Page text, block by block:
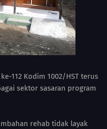
112 Kodim 1002/HST terus
sektor sasaran program
rehab tidak layak